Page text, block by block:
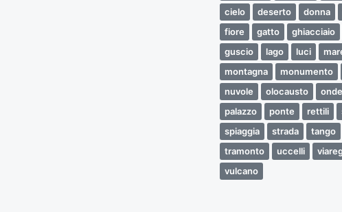
cielo
deserto donna
fiore
gatto ghiacciaio
guscio
lago luci
montagna
monumento
nuvole
olocausto onde
palazzo
ponte rettili
spiaggia
strada tango
tramonto
uccelli
vulcano